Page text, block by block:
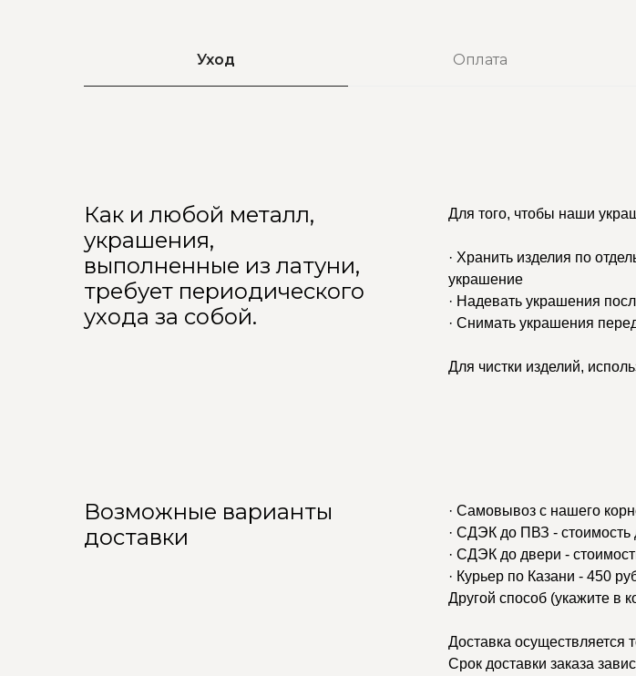
Уход Оплата
Как и любой металл,
украшения,
выполненные из латуни,
требует периодического
ухода за собой.
Для того, чтобы наши
· Хранить изделия по
украшение
· Надевать украшения
· Снимать украшения
Для чистки изделий,
Возможные варианты
доставки
· Самовывоз с нашего
· СДЭК до ПВЗ - стоимость
· СДЭК до двери -
· Курьер по Казани - 450
Другой способ (укажите в
Доставка осуществляется
Срок доставки заказа